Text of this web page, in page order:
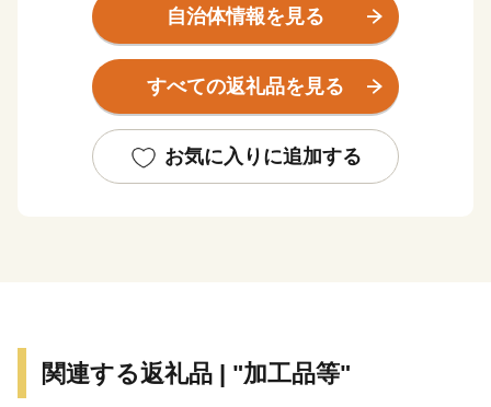
したまちです。鮮やかな四季の変化とともに多くのイベ
ントが開かれ、ビールをはじめ美味しいお酒と一緒に北
海道各地から届いた新鮮な食材を使った料理を楽しむ豊
かな食文化が花開いております。
自治体情報を見る
すべての返礼品を見る
お気に入りに追加する
関連する返礼品 | "加工品等"